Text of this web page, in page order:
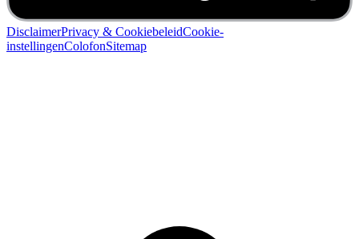
DisclaimerPrivacy & CookiebeleidCookie-
instellingenColofonSitemap